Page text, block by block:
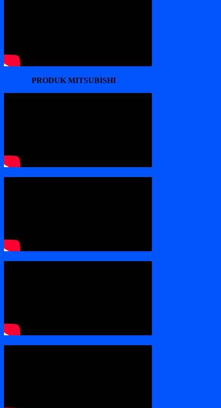
PRODUK MITSUBISHI